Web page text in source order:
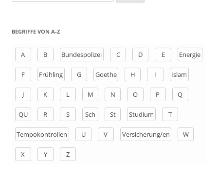
h
BEGRIFFE VON A-Z
A B Bundespolizei C D E Energie
F Frühling G Goethe H I Islam
J K L M N O P Q
QU R S Sch St Studium T
Tempokontrollen U V Versicherung/en W
X Y Z